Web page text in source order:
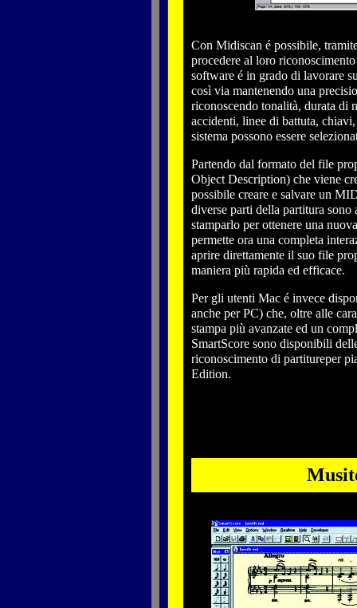
Con Midiscan é possibile,
procedere al loro
software é in grado di lavorare
così via mantenendo una
riconoscendo tonalità, durata di
accidenti, linee di battuta,
sistema possono essere
Partendo dal formato del file
Object Description) che viene
possibile creare e salvare un
diverse parti della partitura sono
stamparlo per ottenere una
permette ora una completa
aprire direttamente il suo file
maniera più rapida ed efficace.
Per gli utenti Mac é invece
anche per PC) che, oltre alle
stampa più avanzate ed un
SmartScore sono disponibili
riconoscimento di partitureper
Edition.